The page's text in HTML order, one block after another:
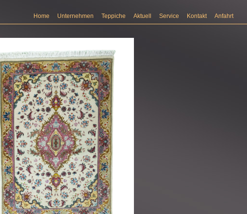
Home Unternehmen Teppiche Aktuell Service Kontakt Anfahrt